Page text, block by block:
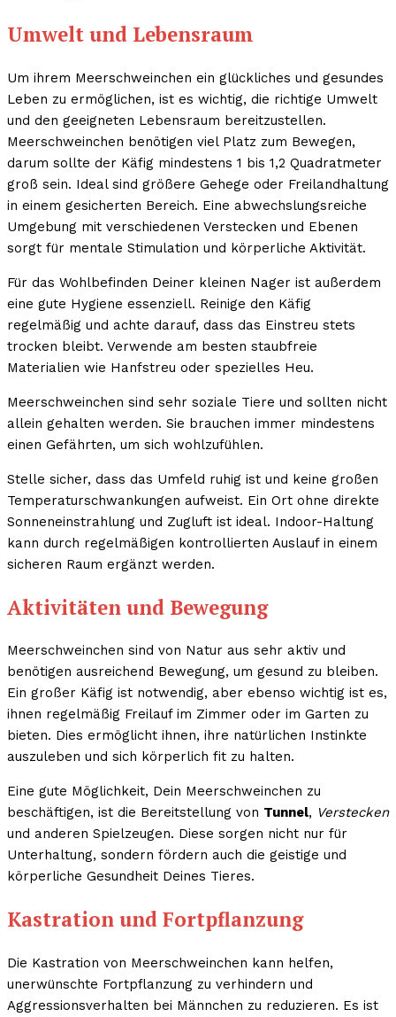
Umwelt und Lebensraum
Um ihrem Meerschweinchen ein glückliches und gesundes
Leben zu ermöglichen, ist es wichtig, die richtige Umwelt
und den geeigneten Lebensraum bereitzustellen.
Meerschweinchen benötigen viel Platz zum Bewegen,
darum sollte der Käfig mindestens 1 bis 1,2 Quadratmeter
groß sein. Ideal sind größere Gehege oder Freilandhaltung
in einem gesicherten Bereich. Eine abwechslungsreiche
Umgebung mit verschiedenen Verstecken und Ebenen
sorgt für mentale Stimulation und körperliche Aktivität.
Für das Wohlbefinden Deiner kleinen Nager ist außerdem
eine gute Hygiene essenziell. Reinige den Käfig
regelmäßig und achte darauf, dass das Einstreu stets
trocken bleibt. Verwende am besten staubfreie
Materialien wie Hanfstreu oder spezielles Heu.
Meerschweinchen sind sehr soziale Tiere und sollten nicht
allein gehalten werden. Sie brauchen immer mindestens
einen Gefährten, um sich wohlzufühlen.
Stelle sicher, dass das Umfeld ruhig ist und keine großen
Temperaturschwankungen aufweist. Ein Ort ohne direkte
Sonneneinstrahlung und Zugluft ist ideal. Indoor-Haltung
kann durch regelmäßigen kontrollierten Auslauf in einem
sicheren Raum ergänzt werden.
Aktivitäten und Bewegung
Meerschweinchen sind von Natur aus sehr aktiv und
benötigen ausreichend Bewegung, um gesund zu bleiben.
Ein großer Käfig ist notwendig, aber ebenso wichtig ist es,
ihnen regelmäßig Freilauf im Zimmer oder im Garten zu
bieten. Dies ermöglicht ihnen, ihre natürlichen Instinkte
auszuleben und sich körperlich fit zu halten.
Eine gute Möglichkeit, Dein Meerschweinchen zu
beschäftigen, ist die Bereitstellung von Tunnel, Verstecken
und anderen Spielzeugen. Diese sorgen nicht nur für
Unterhaltung, sondern fördern auch die geistige und
körperliche Gesundheit Deines Tieres.
Kastration und Fortpflanzung
Die Kastration von Meerschweinchen kann helfen,
unerwünschte Fortpflanzung zu verhindern und
Aggressionsverhalten bei Männchen zu reduzieren. Es ist